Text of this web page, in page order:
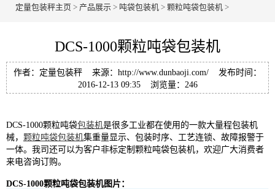
定量包装秤主页 > 产品展示 > 吨袋包装机 > 颗粒吨袋包装机 >
DCS-1000颗粒吨袋包装机
作者：定量包装秤 来源：http://www.dunbaoji.com/ 发布时间：
2016-12-13 09:35 浏览量： 246
DCS-1000颗粒吨袋包装机是很多工业都在使用的一款大量程包装机
械， 颗粒吨袋包装机集重量显示、包装时序、工艺连锁、故障报警于
一体。我司还可以为客户非标定制颗粒吨袋包装机，欢迎广大消费者
来电咨询订购。
DCS-1000颗粒吨袋包装机图片：